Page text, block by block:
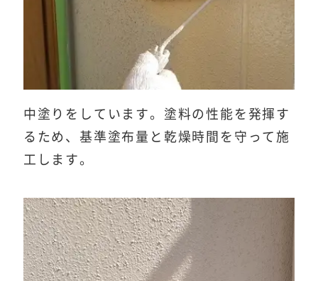
中塗りをしています。塗料の性能を発揮す
るため、基準塗布量と乾燥時間を守って施
工します。